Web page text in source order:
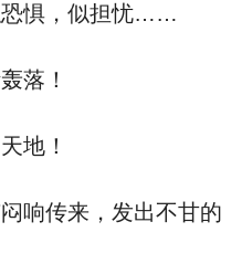
惧，似担忧……
落！
地！
传来，发出不甘的